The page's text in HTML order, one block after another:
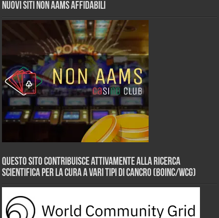
Nuovi siti non AAMS affidabili
Questo sito contribuisce attivamente alla ricerca
scientifica per la cura a vari tipi di Cancro (BOINC/WCG)